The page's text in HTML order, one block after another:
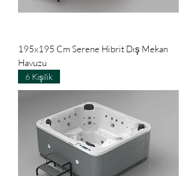
195x195 Cm Serene Hibrit Dış Mekan
Havuzu
6 Kişilik